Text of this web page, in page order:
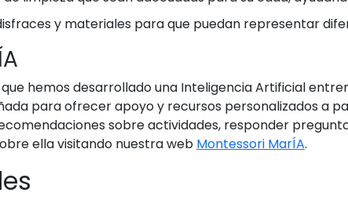
y materiales para que puedan representar
hemos desarrollado una Inteligencia Artificial
para ofrecer apoyo y recursos personalizados a
sobre actividades, responder
ella visitando nuestra web Montessori MarÍA.